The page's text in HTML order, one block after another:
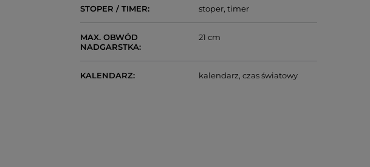
STOPER / TIMER stoper timer
MAX. OBWÓD
NADGARSTKA
21 cm
KALENDARZ kalendarz czas światowy